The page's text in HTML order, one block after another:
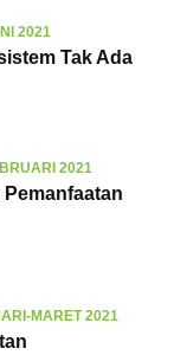
2021
Tak Ada
2021
MARET 2021